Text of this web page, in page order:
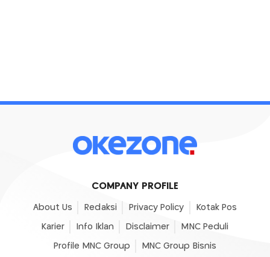
COMPANY PROFILE
About Us Redaksi Privacy Policy Kotak Pos
Karier Info Iklan Disclaimer MNC Peduli
Profile MNC Group MNC Group Bisnis